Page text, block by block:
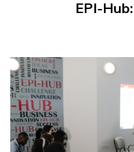
EPI-